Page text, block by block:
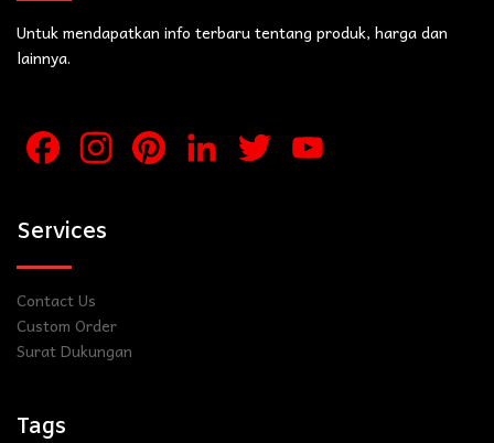
Untuk mendapatkan info terbaru tentang produk, harga dan
lainnya.
FacebookInstagramPinterestLinkedInTwitter
Services
Contact Us
Custom Order
Surat Dukungan
Tags